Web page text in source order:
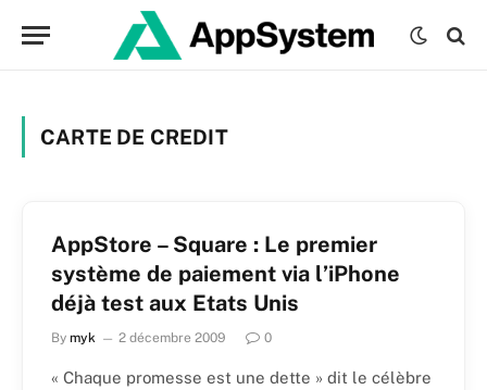
CARTE DE CREDIT
AppStore – Square : Le premier
système de paiement via l’iPhone
déjà test aux Etats Unis
By myk 2 décembre 2009 0
« Chaque promesse est une dette » dit le célèbre